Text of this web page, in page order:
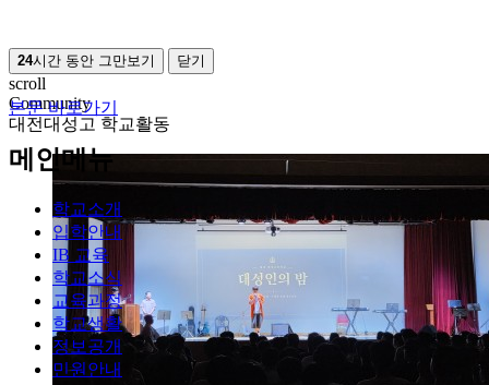
24시간 동안 그만보기 닫기
본문 바로가기
메인메뉴
학교소개
입학안내
IB 교육
학교소식
교육과정
학교생활
정보공개
민원안내
scroll
Community
대전대성고 학교활동